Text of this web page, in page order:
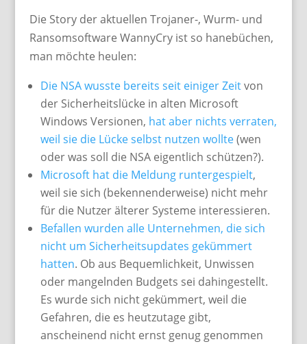
Die Story der aktuellen Trojaner-, Wurm- und
Ransomsoftware WannyCry ist so hanebüchen,
man möchte heulen:
Die NSA wusste bereits seit einiger Zeitvon
der Sicherheitslücke in alten Microsoft
Windows Versionen, hat aber nichts verraten,
weil sie die Lücke selbst nutzen wollte(wen
oder was soll die NSA eigentlich schützen?).
Microsoft hat die Meldung runtergespielt,
weil sie sich (bekennenderweise) nicht mehr
für die Nutzer älterer Systeme interessieren.
Befallen wurden alle Unternehmen, die sich
nicht um Sicherheitsupdates gekümmert
hatten. Ob aus Bequemlichkeit, Unwissen
oder mangelnden Budgets sei dahingestellt.
Es wurde sich nicht gekümmert, weil die
Gefahren, die es heutzutage gibt,
anscheinend nicht ernst genug genommen